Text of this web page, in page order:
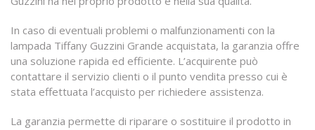
In caso di eventuali problemi o malfunzionamenti con la
lampada Tiffany Guzzini Grande acquistata, la garanzia offre
una soluzione rapida ed efficiente. L’acquirente può
contattare il servizio clienti o il punto vendita presso cui è
stata effettuata l’acquisto per richiedere assistenza.
La garanzia permette di riparare o sostituire il prodotto in